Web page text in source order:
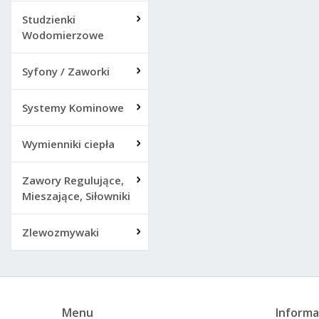
Studzienki
Wodomierzowe
Syfony / Zaworki
Systemy Kominowe
Wymienniki ciepła
Zawory Regulujące,
Mieszające, Siłowniki
Zlewozmywaki
Menu